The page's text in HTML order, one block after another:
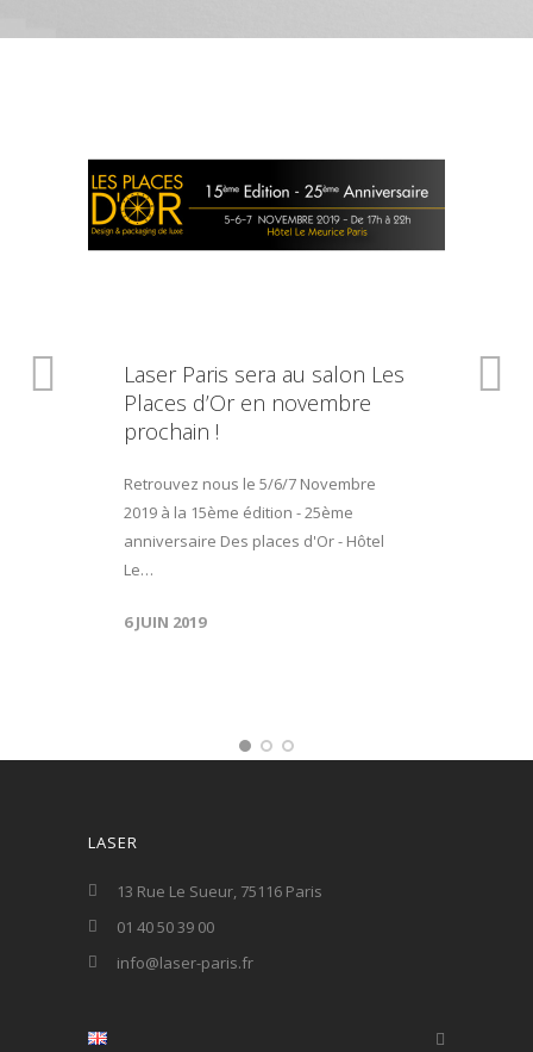
Laser Paris sera au salon Les
Places d’Or en novembre
prochain !
Retrouvez nous le 5/6/7 Novembre
2019 à la 15ème édition - 25ème
anniversaire Des places d'Or - Hôtel
Le…
6 JUIN 2019
LASER
13 Rue Le Sueur, 75116 Paris
01 40 50 39 00
info@laser-paris.fr